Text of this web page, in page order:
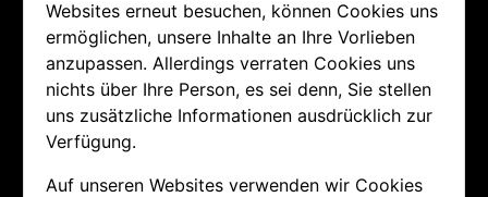
Websites erneut besuchen, können Cookies uns
ermöglichen, unsere Inhalte an Ihre Vorlieben
anzupassen. Allerdings verraten Cookies uns
nichts über Ihre Person, es sei denn, Sie stellen
uns zusätzliche Informationen ausdrücklich zur
Verfügung.
Auf unseren Websites verwenden wir Cookies